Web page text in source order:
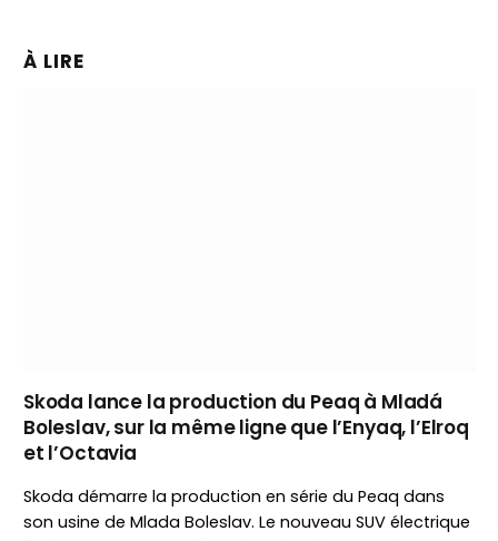
À LIRE
Skoda lance la production du Peaq à Mladá
Boleslav, sur la même ligne que l’Enyaq, l’Elroq
et l’Octavia
Skoda démarre la production en série du Peaq dans
son usine de Mlada Boleslav. Le nouveau SUV électrique